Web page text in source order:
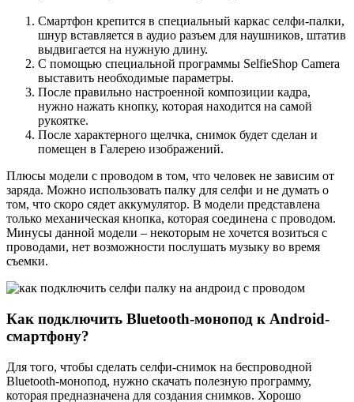
Смартфон крепится в специальный каркас селфи-палки,
шнур вставляется в аудио разъем для наушников, штатив
выдвигается на нужную длину.
С помощью специальной программы SelfieShop Camera
выставить необходимые параметры.
После правильно настроенной композиции кадра,
нужно нажать кнопку, которая находится на самой
рукоятке.
После характерного щелчка, снимок будет сделан и
помещен в Галерею изображений.
Плюсы модели с проводом в том, что человек не зависим от
заряда. Можно использовать палку для селфи и не думать о
том, что скоро сядет аккумулятор. В модели представлена
только механическая кнопка, которая соединена с проводом.
Минусы данной модели – некоторым не хочется возиться с
проводами, нет возможности послушать музыку во время
съемки.
Как подключить Bluetooth-монопод к Android-
смартфону?
Для того, чтобы сделать селфи-снимок на беспроводной
Bluetooth-монопод, нужно скачать полезную программу,
которая предназначена для создания снимков. Хорошо